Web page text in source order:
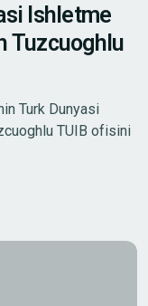
Ishletme
Tuzcuoghlu
Turk Dunyasi
TUIB ofisini